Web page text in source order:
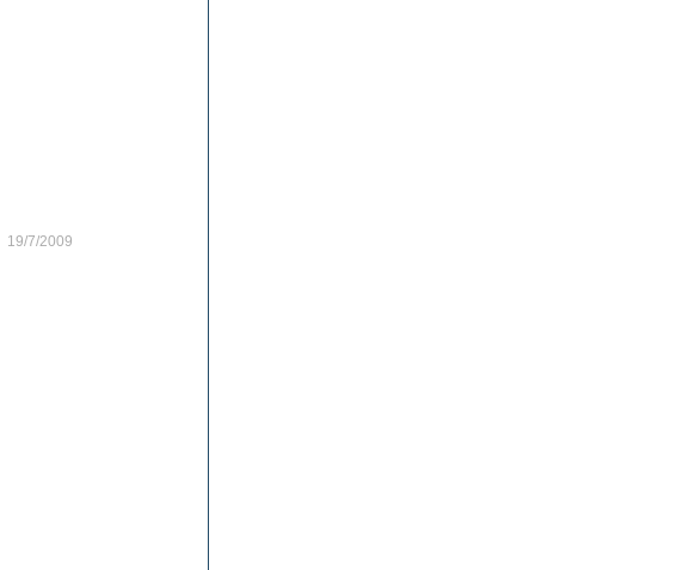
19/7/2009